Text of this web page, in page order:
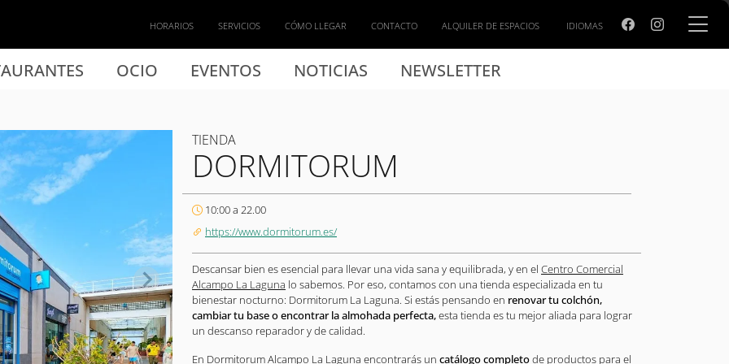
OCIO EVENTOS NOTICIAS NEWSLETTER
HORARIOS SERVICIOS CÓMO LLEGAR CONTACTO ALQUILER DE ESPACIOS IDIOMAS
TIENDA
DORMITORUM
10:00 a 22.00
https://www.dormitorum.es/
Descansar bien es esencial para llevar una vida sana y equilibrada, y en el Centro Comercial
Alcampo La Laguna lo sabemos. Por eso, contamos con una tienda especializada en tu
bienestar nocturno: Dormitorum La Laguna. Si estás pensando en renovar tu colchón,
cambiar tu base o encontrar la almohada perfecta,esta tienda es tu mejor aliada para lograr
un descanso reparador y de calidad.
En Dormitorum Alcampo La Laguna encontrarás un catálogo completode productos para el